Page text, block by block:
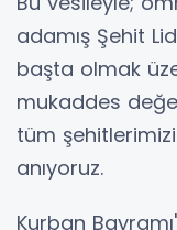
adamış Şehit
başta olmak
mukaddes
tüm
anıyoruz.
Kurban